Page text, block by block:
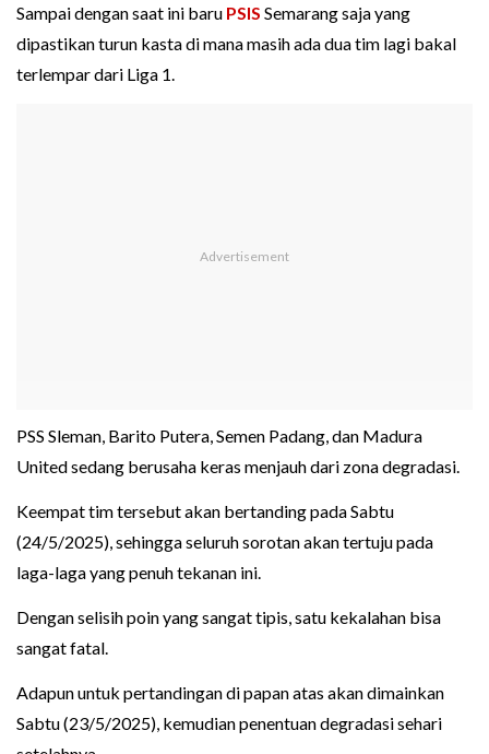
Sampai dengan saat ini baru PSIS Semarang saja yang
dipastikan turun kasta di mana masih ada dua tim lagi bakal
terlempar dari Liga 1.
PSS Sleman, Barito Putera, Semen Padang, dan Madura
United sedang berusaha keras menjauh dari zona degradasi.
Keempat tim tersebut akan bertanding pada Sabtu
(24/5/2025), sehingga seluruh sorotan akan tertuju pada
laga-laga yang penuh tekanan ini.
Dengan selisih poin yang sangat tipis, satu kekalahan bisa
sangat fatal.
Adapun untuk pertandingan di papan atas akan dimainkan
Sabtu (23/5/2025), kemudian penentuan degradasi sehari